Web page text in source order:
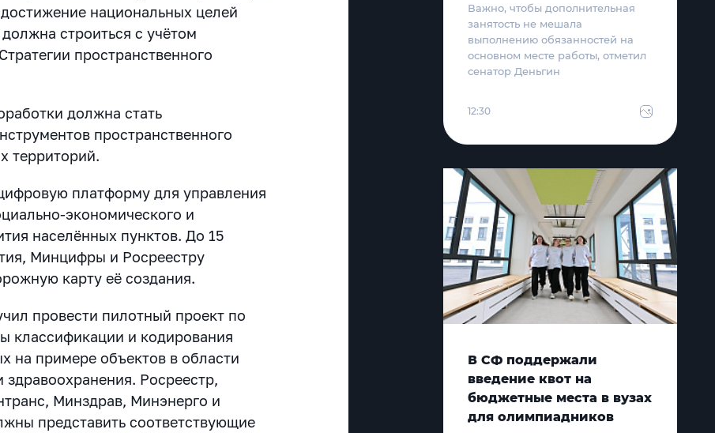
национальных целей
строиться с учётом
пространственного
должна стать
пространственного
территорий.
платформу для управления
экономического и
населённых пунктов. До 15
Минцифры и Росреестру
карту её создания.
провести пилотный проект по
классификации и кодирования
на примере объектов в области
здравоохранения. Росреестр,
Минздрав, Минэнерго и
представить соответствующие
Важно, чтобы дополнительная
занятость не мешала
выполнению обязанностей на
основном месте работы, отметил
сенатор Деньгин
12:30
В СФ поддержали
введение квот на
бюджетные места в вузах
для олимпиадников